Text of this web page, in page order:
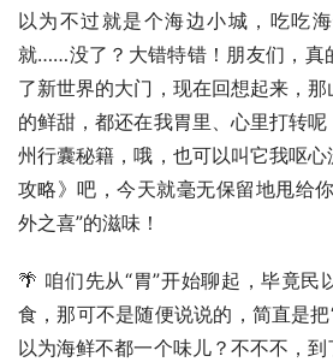
以为不过就是个海边小城，吃吃
就……没了？大错特错！朋友们，真
了新世界的大门，现在回想起来，
的鲜甜，都还在我胃里、心里打转
州行囊秘籍，哦，也可以叫它我呕
攻略》吧，今天就毫无保留地甩给
外之喜”的滋味！
🌴 咱们先从“胃”开始聊起，毕竟民
食，那可不是随便说说的，简直是
以为海鲜不都一个味儿？不不不，到